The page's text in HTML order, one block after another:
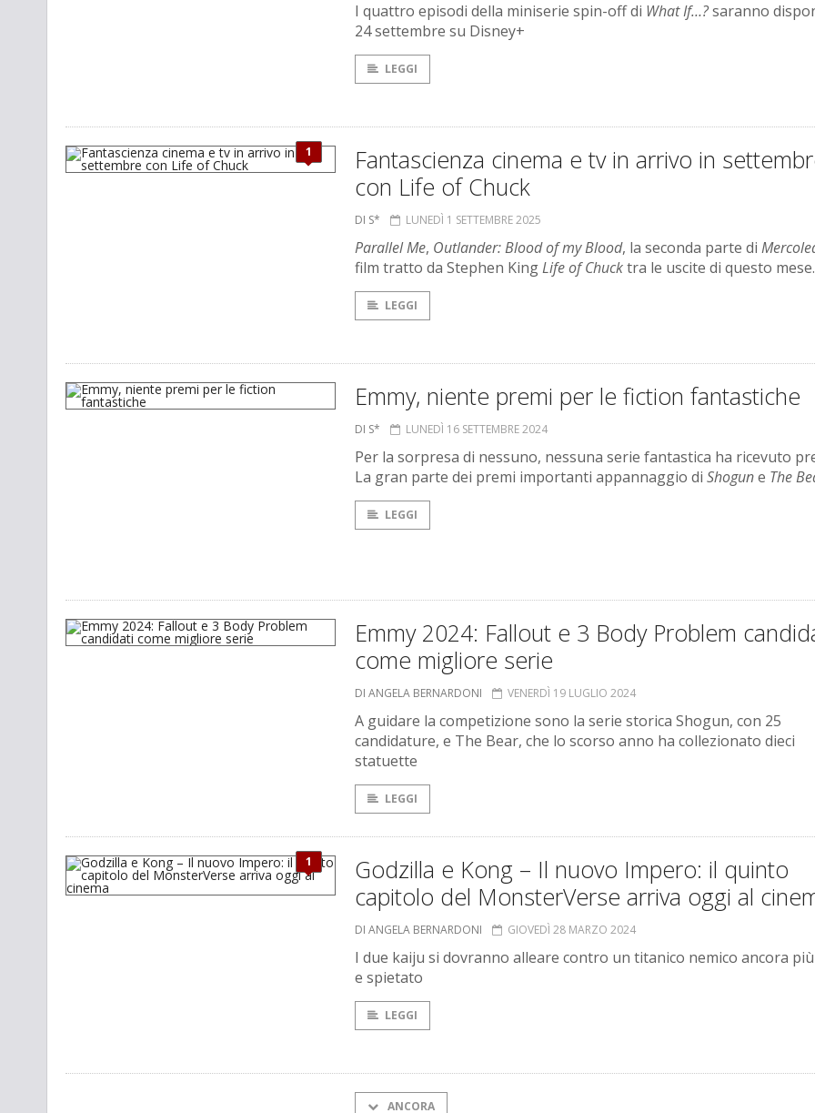
I quattro episodi della miniserie spin-off di What If…?saranno
24 settembre su Disney+
LEGGI
1
Fantascienza cinema e tv in arrivo in
con Life of Chuck
DI S* LUNEDÌ 1 SETTEMBRE 2025
Parallel Me, Outlander: Blood of my Blood, la seconda parte di
film tratto da Stephen KingLife of Chucktra le uscite di questo mese.
LEGGI
Emmy, niente premi per le fiction fantastiche
DI S* LUNEDÌ 16 SETTEMBRE 2024
Per la sorpresa di nessuno, nessuna serie fantastica ha ricevuto
La gran parte dei premi importanti appannaggio di Shogune The
LEGGI
Emmy 2024: Fallout e 3 Body Problem
come migliore serie
DI ANGELA BERNARDONI VENERDÌ 19 LUGLIO 2024
A guidare la competizione sono la serie storica Shogun, con 25
candidature, e The Bear, che lo scorso anno ha collezionato dieci
statuette
LEGGI
1
Godzilla e Kong – Il nuovo Impero: il quinto
capitolo del MonsterVerse arriva oggi al
DI ANGELA BERNARDONI GIOVEDÌ 28 MARZO 2024
I due kaiju si dovranno alleare contro un titanico nemico ancora
e spietato
LEGGI
ANCORA